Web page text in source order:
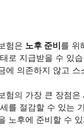
험은 노후 준비를 위
로 지급받을 수 있
에 의존하지 않고
험의 가장 큰 장점은
를 절감할 수 있는
노후에 준비할 수